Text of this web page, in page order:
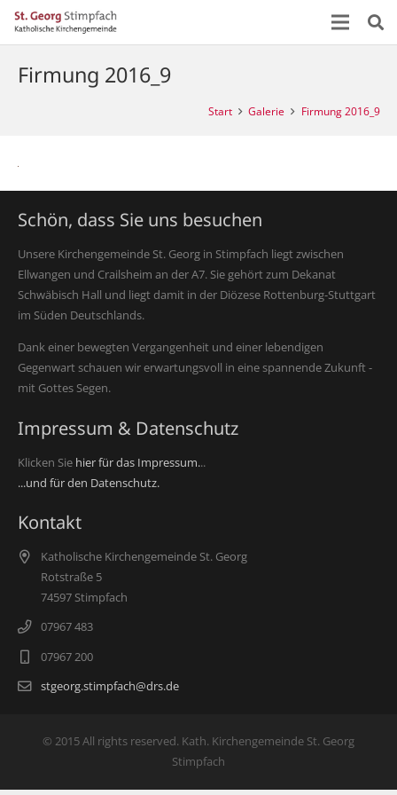
Firmung 2016_9
Start Galerie Firmung 2016_9
Schön, dass Sie uns besuchen
Unsere Kirchengemeinde St. Georg in Stimpfach liegt zwischen
Ellwangen und Crailsheim an der A7. Sie gehört zum Dekanat
Schwäbisch Hall und liegt damit in der Diözese Rottenburg-Stuttgart
im Süden Deutschlands.
Dank einer bewegten Vergangenheit und einer lebendigen
Gegenwart schauen wir erwartungsvoll in eine spannende Zukunft -
mit Gottes Segen.
Impressum & Datenschutz
Klicken Sie hier für das Impressum...
...und für den Datenschutz.
Kontakt
Katholische Kirchengemeinde St. Georg
Rotstraße 5
74597 Stimpfach
07967 483
07967 200
stgeorg.stimpfach@drs.de
© 2015 All rights reserved. Kath. Kirchengemeinde St. Georg
Stimpfach